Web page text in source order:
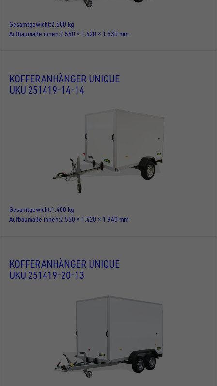
Gesamtgewicht 2.600 kg
Aufbaumaße innen 2.550 × 1.420 × 1.530 mm
KOFFERANHÄNGER UNIQUE
UKU 251419-14-14
Gesamtgewicht 1.400 kg
Aufbaumaße innen 2.550 × 1.420 × 1.940 mm
KOFFERANHÄNGER UNIQUE
UKU 251419-20-13